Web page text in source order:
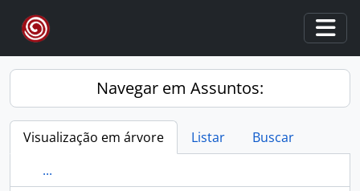
Skip to main content
Navegar em Assuntos:
Visualização em árvore Listar
Buscar
...